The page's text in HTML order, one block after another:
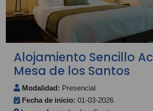
Alojamiento Sencillo
Mesa de los Santos
Modalidad: Presencial
Fecha de inicio: 01-03-2026